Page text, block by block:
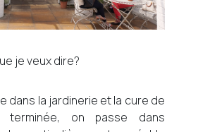
je veux dire?
dans la jardinerie et la cure de
terminée, on passe dans